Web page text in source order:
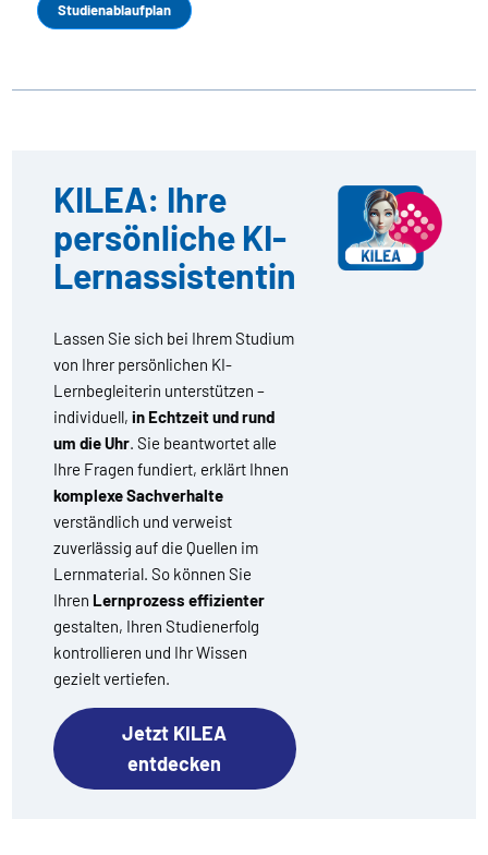
Studienablaufplan
KILEA: Ihre
persönliche KI-
Lernassistentin
Lassen Sie sich bei Ihrem Studium
von Ihrer persönlichen KI-
Lernbegleiterin unterstützen –
individuell, in Echtzeit und rund
um die Uhr. Sie beantwortet alle
Ihre Fragen fundiert, erklärt Ihnen
komplexe Sachverhalte
verständlich und verweist
zuverlässig auf die Quellen im
Lernmaterial. So können Sie
Ihren Lernprozess effizienter
gestalten, Ihren Studienerfolg
kontrollieren und Ihr Wissen
gezielt vertiefen.
Jetzt KILEA
entdecken